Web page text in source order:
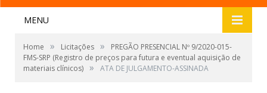
MENU
Home » Licitações »
PREGÃO PRESENCIAL Nº 9/2020-015-
FMS-SRP (Registro de preços para futura e eventual aquisição de
materiais clínicos) » ATA DE JULGAMENTO-ASSINADA